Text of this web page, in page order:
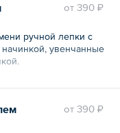
oт 390 ₽
ручной лепки с
увенчанные
oт 390 ₽